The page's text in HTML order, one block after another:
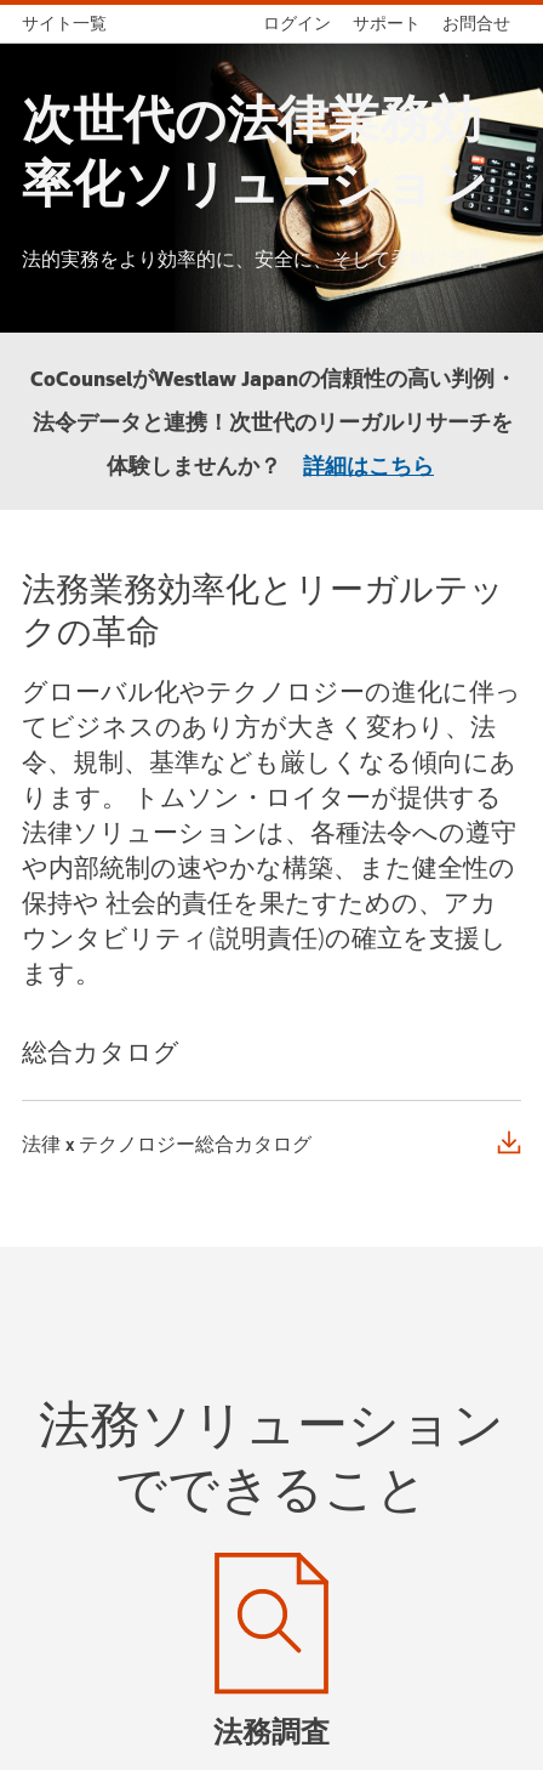
サイト一覧 ログイン サポート お問合せ
次世代の法律業務効
率化ソリューション
法的実務をより効率的に、安全に、そして柔軟に管理
CoCounselがWestlaw Japanの信頼性の高い判例・
法令データと連携！次世代のリーガルリサーチを
体験しませんか？ 詳細はこちら
法務業務効率化とリーガルテッ
クの革命
グローバル化やテクノロジーの進化に伴っ
てビジネスのあり方が大きく変わり、法
令、規制、基準なども厳しくなる傾向にあ
ります。 トムソン・ロイターが提供する
法律ソリューションは、各種法令への遵守
や内部統制の速やかな構築、また健全性の
保持や 社会的責任を果たすための、アカ
ウンタビリティ(説明責任)の確立を支援し
ます。
総合カタログ
法律 x テクノロジー総合カタログ
法務ソリューション
でできること
法務調査